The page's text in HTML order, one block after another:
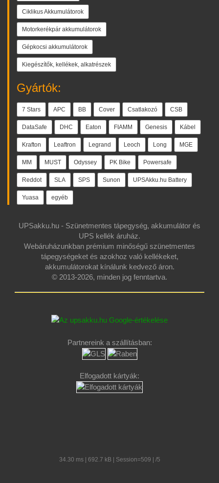
Ciklikus Akkumulátorok
Motorkerékpár akkumulátorok
Gépkocsi akkumulátorok
Kiegészítők, kellékek, alkatrészek
Gyártók:
7 Stars APC BB Cover Csatlakozó CSB
DataSafe DHC Eaton FIAMM Genesis Kábel
Krafton Leaftron Legrand Leoch Long MGE
MM MUST Odyssey PK Bike Powersafe
Reddot SLA SPS Sunon UPSAkku.hu Battery
Yuasa egyéb
UPSakku.hu - Szünetmentes tápegység, akkumulátor és
UPS kellék áruház.
Webáruházunkban prémium minőségű szünetmentes
tápegységeket és azokhoz való kellékeket,
akkumulátorokat kínálunk kedvező áron.
© 2013-2026, minden jog fenntartva.
Partnereink a szállításban:
Elfogadott kártyák:
34.30 ms | 692.7 kB | Session=509 | /5